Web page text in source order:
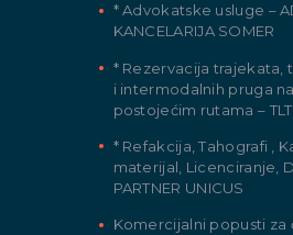
* Advokatske usluge –
KANCELARIJA SOMER
* Rezervacija trajekata,
i intermodalnih pruga
postojećim rutama – TLT
* Refakcija, Tahografi ,
materijal, Licenciranje,
PARTNER UNICUS
Komercijalni popusti za